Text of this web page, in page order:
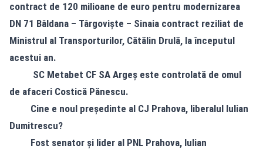
contract de 120 milioane de euro pentru modernizarea
DN 71 Bâldana – Târgoviște – Sinaia contract reziliat de
Ministrul al Transporturilor, Cătălin Drulă, la începutul
acestui an.
SC Metabet CF SA Argeș este controlată de omul
de afaceri Costică Pănescu.
Cine e noul președinte al CJ Prahova, liberalul Iulian
Dumitrescu?
Fost senator și lider al PNL Prahova, Iulian